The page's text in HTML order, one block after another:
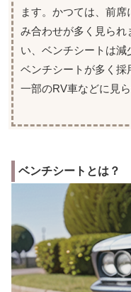
ます。かつては、前
み合わせが多く見ら
い、ベンチシートは
ベンチシートが多く採
一部のRV車などに見ら
ベンチシートとは？